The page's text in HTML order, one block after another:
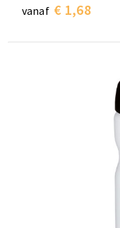
vanaf € 1,68